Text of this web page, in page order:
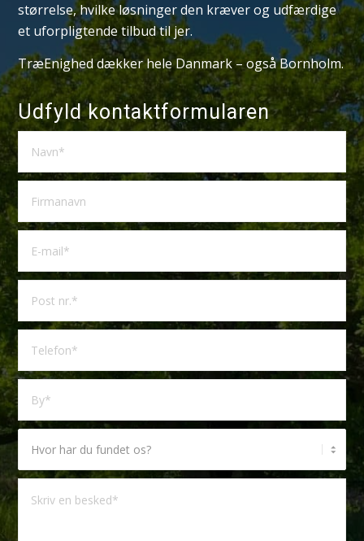
størrelse, hvilke løsninger den kræver og udfærdige
et uforpligtende tilbud til jer.
TræEnighed dækker hele Danmark – også Bornholm.
Udfyld kontaktformularen